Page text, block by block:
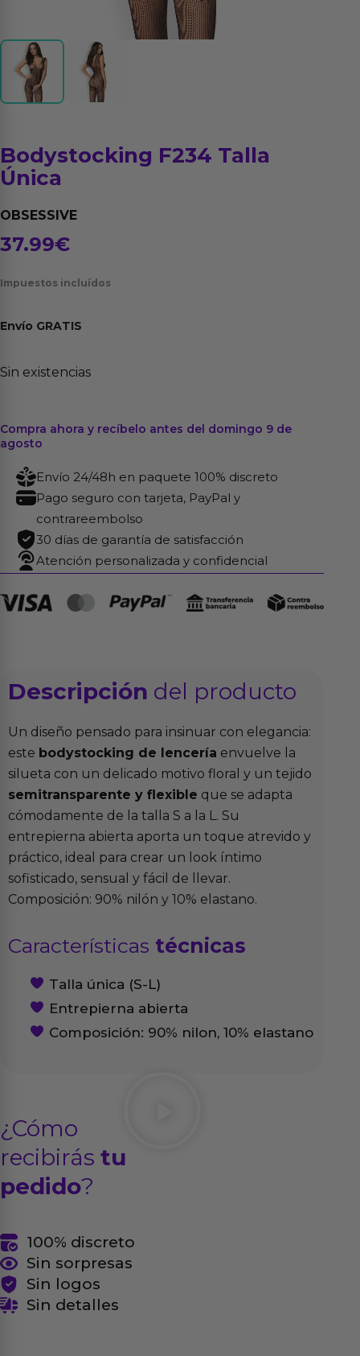
Bodystocking F234 Talla
Única
OBSESSIVE
37.99€
Impuestos incluídos
Envío GRATIS
Sin existencias
Compra ahora y recíbelo antes del domingo 9 de
agosto
Envío 24/48h en paquete 100% discreto
Pago seguro con tarjeta, PayPal y
contrareembolso
30 días de garantía de satisfacción
Atención personalizada y confidencial
Descripción del producto
Un diseño pensado para insinuar con elegancia:
este bodystocking de lencería envuelve la
silueta con un delicado motivo floral y un tejido
semitransparente y flexible que se adapta
cómodamente de la talla S a la L. Su
entrepierna abierta aporta un toque atrevido y
práctico, ideal para crear un look íntimo
sofisticado, sensual y fácil de llevar.
Composición: 90% nilón y 10% elastano.
Características técnicas
Talla única (S-L)
Entrepierna abierta
Composición: 90% nilon, 10% elastano
¿Cómo
recibirás tu
pedido?
100% discreto
Sin sorpresas
Sin logos
Sin detalles